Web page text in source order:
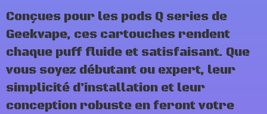
Conçues pour les pods Q series de
Geekvape, ces cartouches rendent
chaque puff fluide et satisfaisant. Que
vous soyez débutant ou expert, leur
simplicité d’installation et leur
conception robuste en feront votre